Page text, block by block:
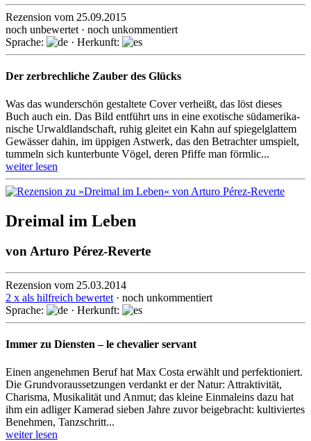
Rezension vom 25.09.2015
noch unbewertet · noch unkommentiert
Sprache:
· Herkunft:
Der zerbrechliche Zauber des Glücks
Was das wunderschön gestaltete Cover verheißt, das löst dieses
Buch auch ein. Das Bild entführt uns in eine exotische süd­amerika­
nische Urwald­land­schaft, ruhig gleitet ein Kahn auf spiegelglattem
Gewässer dahin, im üppigen Astwerk, das den Betrachter umspielt,
tummeln sich kunterbunte Vögel, deren Pfiffe man förmlic...
weiter lesen
Dreimal im Leben
vonArturo Pérez-Reverte
Rezension vom 25.03.2014
2 x als hilfreich bewertet · noch unkommentiert
Sprache:
· Herkunft:
Immer zu Diensten – le chevalier servant
Einen angenehmen Beruf hat Max Costa erwählt und perfektioniert.
Die Grund­vor­aus­set­zun­gen verdankt er der Natur: Attraktivität,
Charisma, Mu­si­ka­li­tät und Anmut; das kleine Einmaleins dazu hat
ihm ein adli­ger Kamerad sieben Jahre zuvor beigebracht: kul­ti­vier­tes
Benehmen, Tanzschritt...
weiter lesen